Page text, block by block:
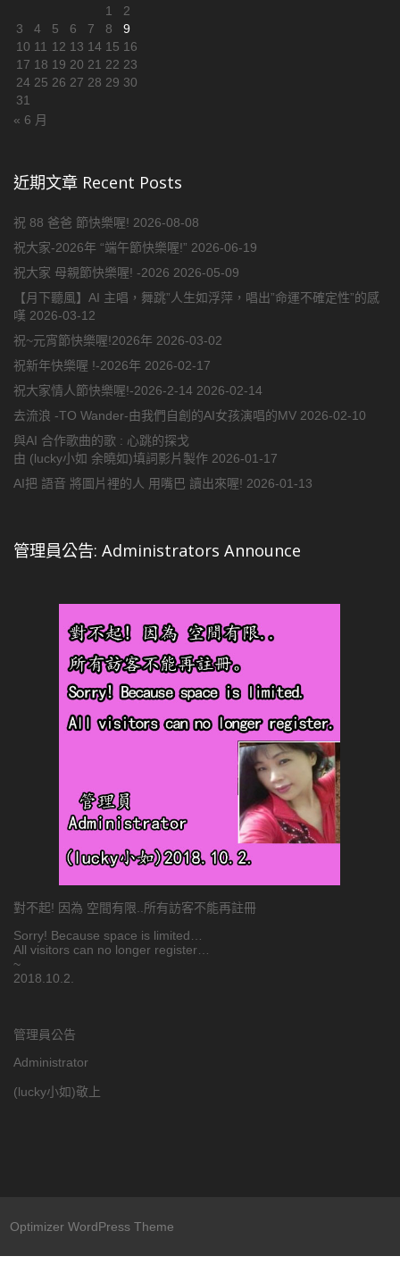
1
2
3
4 5 6 7 8
9
10 11 12 13 14 15 16
17 18 19 20 21 22 23
24 25 26 27 28 29 30
31
« 6 月
近期文章 Recent Posts
祝 88 爸爸 節快樂喔! 2026-08-08
祝大家-2026年 “端午節快樂喔!” 2026-06-19
祝大家 母親節快樂喔! -2026 2026-05-09
【月下聽風】AI 主唱，舞跳”人生如浮萍，唱出”命運不確定性”的感
嘆 2026-03-12
祝~元宵節快樂喔!2026年 2026-03-02
祝新年快樂喔 !-2026年 2026-02-17
祝大家情人節快樂喔!-2026-2-14 2026-02-14
去流浪 -TO Wander-由我們自創的AI女孩演唱的MV 2026-02-10
與AI 合作歌曲的歌 : 心跳的探戈
由 (lucky小如 余曉如)填詞影片製作 2026-01-17
AI把 語音 將圖片裡的人 用嘴巴 讀出來喔! 2026-01-13
管理員公告: Administrators Announce
對不起! 因為 空間有限..所有訪客不能再註冊
Sorry! Because space is limited…
All visitors can no longer register…
~
2018.10.2.
管理員公告
Administrator
(lucky小如)敬上
Optimizer WordPress Theme